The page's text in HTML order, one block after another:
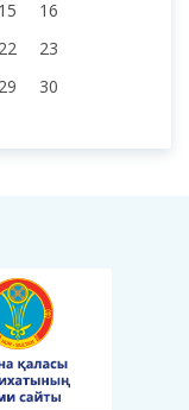
8
9
15
16
22
23